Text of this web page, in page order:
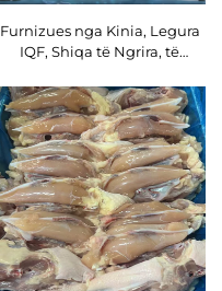
Furnizues nga Kinia, Legura
IQF, Shiqa të Ngrira, të